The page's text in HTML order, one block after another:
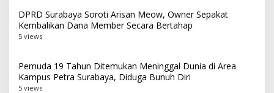
DPRD Surabaya Soroti Arisan Meow, Owner Sepakat
Kembalikan Dana Member Secara Bertahap
5 views
Pemuda 19 Tahun Ditemukan Meninggal Dunia di Area
Kampus Petra Surabaya, Diduga Bunuh Diri
5 views